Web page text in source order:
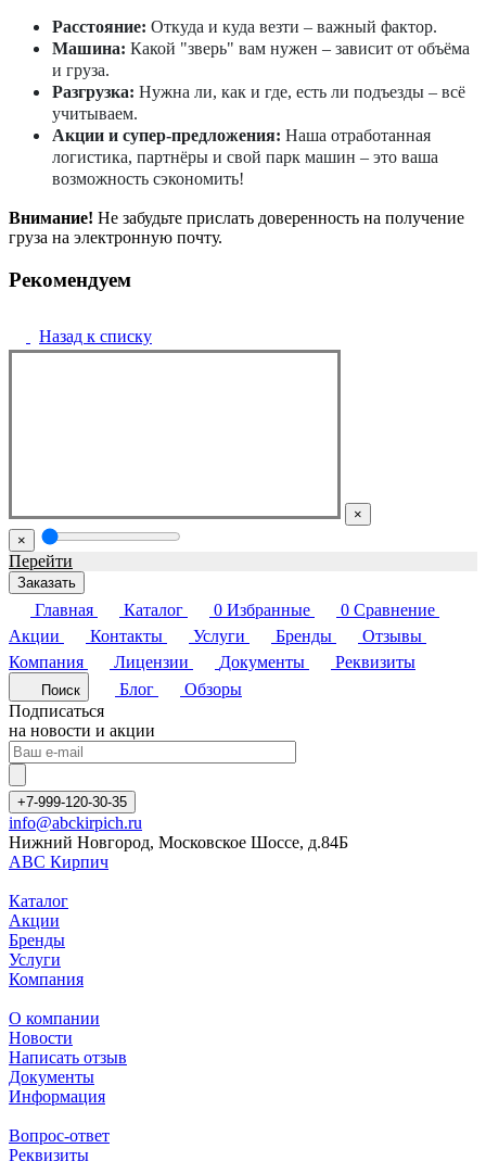
Расстояние: Откуда и куда везти – важный фактор.
Машина: Какой "зверь" вам нужен – зависит от объёма
и груза.
Разгрузка: Нужна ли, как и где, есть ли подъезды – всё
учитываем.
Акции и супер-предложения: Наша отработанная
логистика, партнёры и свой парк машин – это ваша
возможность сэкономить!
Внимание! Не забудьте прислать доверенность на получение
груза на электронную почту.
Рекомендуем
Назад к списку
×
×
Перейти
Заказать
Главная Каталог 0 Избранные 0 Сравнение
Акции
Контакты Услуги Бренды
Отзывы
Компания
Лицензии Документы Реквизиты
Поиск Блог
Обзоры
Подписаться
на новости и акции
+7-999-120-30-35
info@abckirpich.ru
Нижний Новгород, Московское Шоссе, д.84Б
АВС Кирпич
Каталог
Акции
Бренды
Услуги
Компания
О компании
Новости
Написать отзыв
Документы
Информация
Вопрос-ответ
Реквизиты